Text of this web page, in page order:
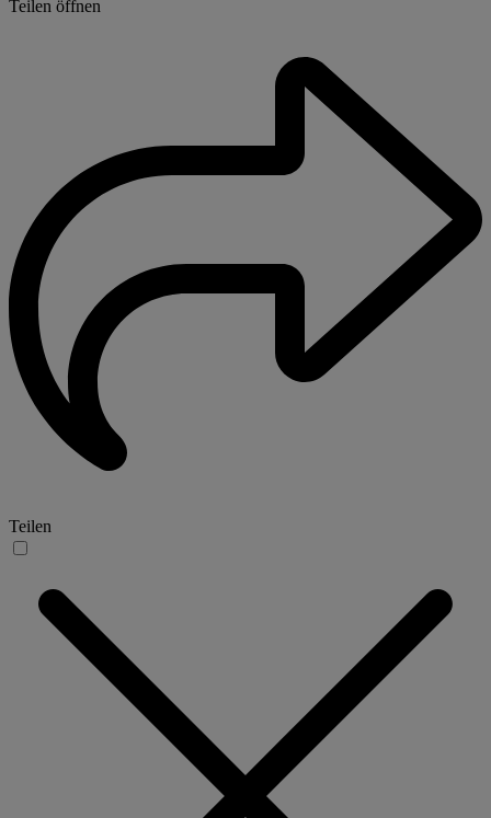
Teilen öffnen
Teilen